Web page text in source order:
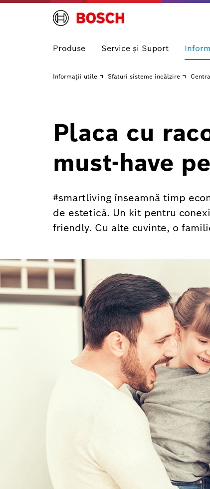
Produse Service și Suport
Informaţii utile Sfaturi sisteme încălzire
Placa cu
must-have
#smartliving înseamnă timp
de estetică. Un kit pentru
friendly. Cu alte cuvinte, o